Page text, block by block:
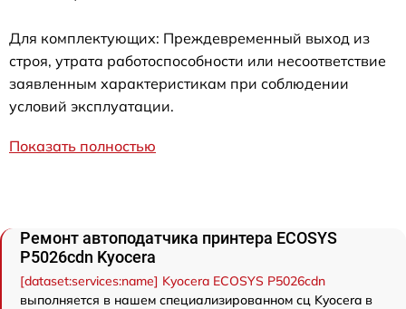
Для комплектующих: Преждевременный выход из
строя, утрата работоспособности или несоответствие
заявленным характеристикам при соблюдении
условий эксплуатации.
Показать полностью
Ремонт автоподатчика принтера ECOSYS
P5026cdn Kyocera
[dataset:services:name] Kyocera ECOSYS P5026cdn
выполняется в нашем специализированном сц Kyocera в